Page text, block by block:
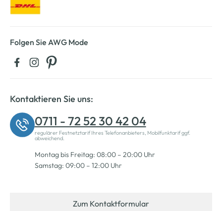
Folgen Sie AWG Mode
Kontaktieren Sie uns:
0711 - 72 52 30 42 04
regulärer Festnetztarif Ihres Telefonanbieters, Mobilfunktarif ggf.
abweichend.
Montag bis Freitag: 08:00 – 20:00 Uhr
Samstag: 09:00 – 12:00 Uhr
Zum Kontaktformular